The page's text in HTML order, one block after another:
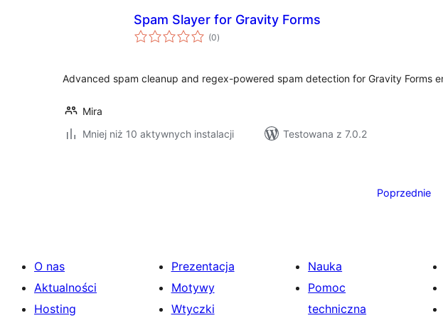
Spam Slayer for Gravity Forms
(0wszystkich
ocen
)
Advanced spam cleanup and regex-powered spam detection for Gravity Forms
Mira
Mniej niż 10 aktywnych instalacji
Testowana z 7.0.2
Poprzednie
O nas
Aktualności
Hosting
Prezentacja
Motywy
Wtyczki
Nauka
Pomoc
techniczna